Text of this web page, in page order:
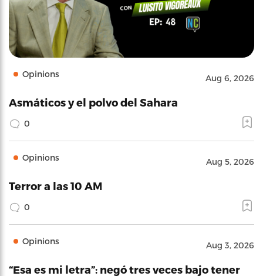
Opinions Aug 6, 2026
Asmáticos y el polvo del Sahara
0
Opinions Aug 5, 2026
Terror a las 10 AM
0
Opinions Aug 3, 2026
“Esa es mi letra”: negó tres veces bajo tener